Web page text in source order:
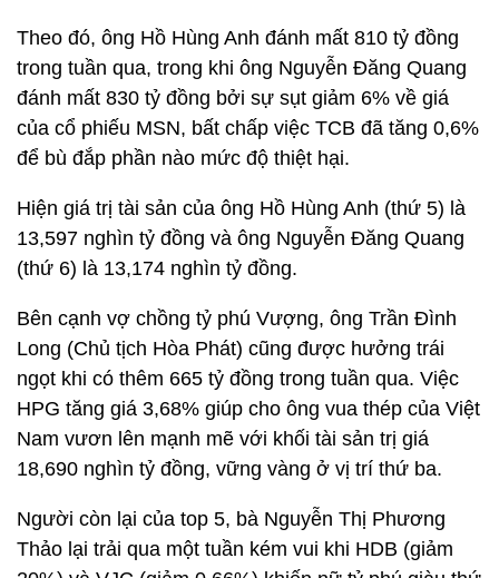
Theo đó, ông Hồ Hùng Anh đánh mất 810 tỷ đồng
trong tuần qua, trong khi ông Nguyễn Đăng Quang
đánh mất 830 tỷ đồng bởi sự sụt giảm 6% về giá
của cổ phiếu MSN, bất chấp việc TCB đã tăng 0,6%
để bù đắp phần nào mức độ thiệt hại.
Hiện giá trị tài sản của ông Hồ Hùng Anh (thứ 5) là
13,597 nghìn tỷ đồng và ông Nguyễn Đăng Quang
(thứ 6) là 13,174 nghìn tỷ đồng.
Bên cạnh vợ chồng tỷ phú Vượng, ông Trần Đình
Long (Chủ tịch Hòa Phát) cũng được hưởng trái
ngọt khi có thêm 665 tỷ đồng trong tuần qua. Việc
HPG tăng giá 3,68% giúp cho ông vua thép của Việt
Nam vươn lên mạnh mẽ với khối tài sản trị giá
18,690 nghìn tỷ đồng, vững vàng ở vị trí thứ ba.
Người còn lại của top 5, bà Nguyễn Thị Phương
Thảo lại trải qua một tuần kém vui khi HDB (giảm